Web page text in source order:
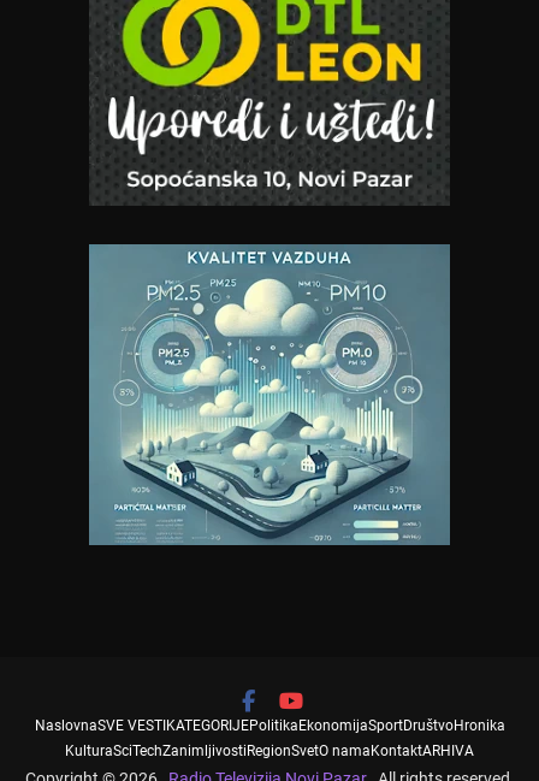
NaslovnaSVE VESTI KATEGORIJEPolitika EkonomijaSportDruštvoHronika
KulturaSciTechZanimljivosti RegionSvetO nama KontaktARHIVA